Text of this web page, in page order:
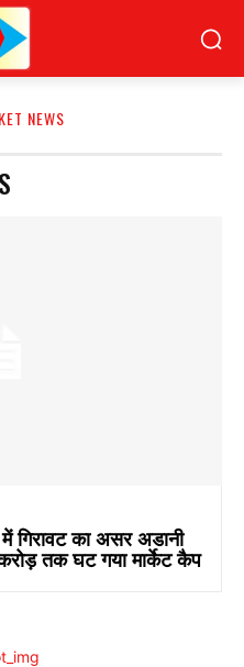
NEWS
गिरावट का असर अडानी
तक घट गया मार्केट कैप